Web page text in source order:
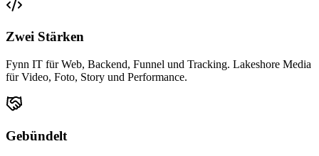
Zwei Stärken
Fynn IT für Web, Backend, Funnel und Tracking. Lakeshore Media
für Video, Foto, Story und Performance.
Gebündelt